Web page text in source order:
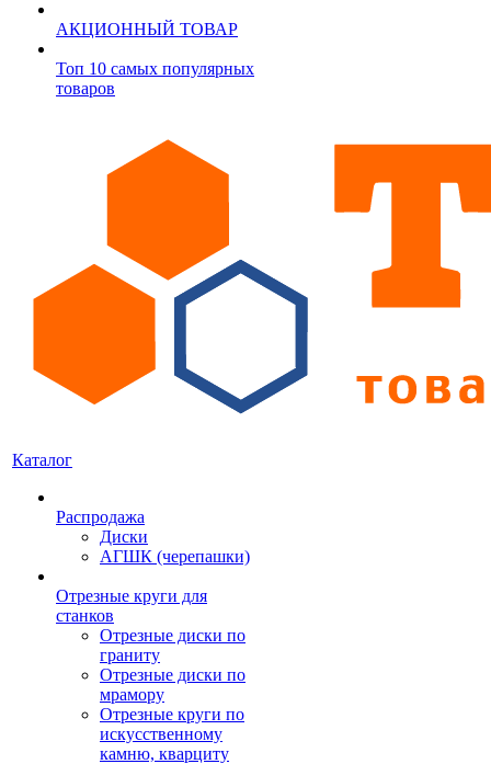
АКЦИОННЫЙ ТОВАР
Топ 10 самых популярных
товаров
Каталог
Распродажа
Диски
АГШК (черепашки)
Отрезные круги для
станков
Отрезные диски по
граниту
Отрезные диски по
мрамору
Отрезные круги по
искусственному
камню, кварциту